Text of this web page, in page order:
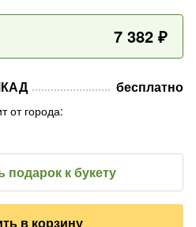
7 382 ₽
бесплатно
от города:
подарок к букету
в корзину